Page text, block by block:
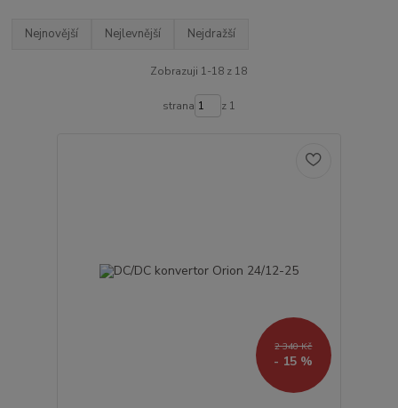
Nejnovější Nejlevnější Nejdražší
Zobrazuji 1-18 z 18
strana z 1
2 340 Kč
- 15 %